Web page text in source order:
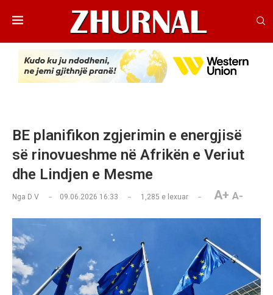
BE planifikon zgjerimin e energjisë
së rinovueshme në Afrikën e Veriut
dhe Lindjen e Mesme
Nga D V 09.06.2026 16:33 1,285 e lexuar A+ A-